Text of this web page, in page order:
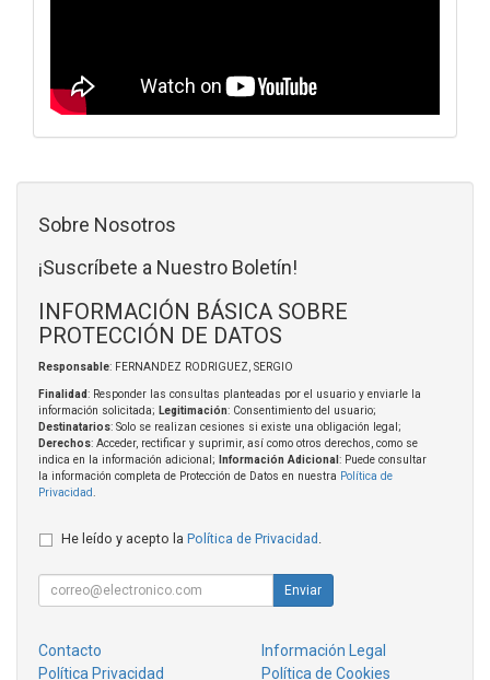
Sobre Nosotros
¡Suscríbete a Nuestro Boletín!
INFORMACIÓN BÁSICA SOBRE
PROTECCIÓN DE DATOS
Responsable: FERNANDEZ RODRIGUEZ, SERGIO
Finalidad: Responder las consultas planteadas por el usuario y enviarle la
información solicitada; Legitimación: Consentimiento del usuario;
Destinatarios: Solo se realizan cesiones si existe una obligación legal;
Derechos: Acceder, rectificar y suprimir, así como otros derechos, como se
indica en la información adicional;
Información Adicional : Puede consultar
la información completa de Protección de Datos en nuestra Política de
Privacidad
He leído y acepto la Política de Privacidad
Enviar
Contacto
Información Legal
Política Privacidad
Política de Cookies